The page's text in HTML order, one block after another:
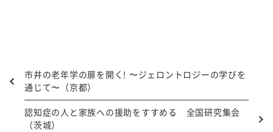
市井の老年学の扉を開く! 〜ジェロントロジーの学びを
通じて〜（京都）
認知症の人と家族への援助をすすめる 全国研究集会
（茨城）